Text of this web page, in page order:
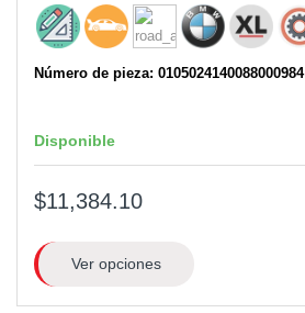
Número de pieza: 0105024140088000984
Disponible
$11,384.10
Ver opciones